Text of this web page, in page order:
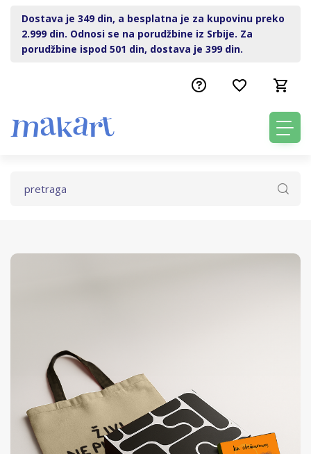
Dostava je 349 din, a besplatna je za kupovinu preko
2.999 din. Odnosi se na porudžbine iz Srbije. Za
porudžbine ispod 501 din, dostava je 399 din.